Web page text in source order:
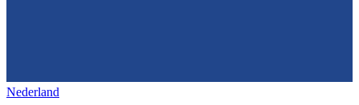
Nederland